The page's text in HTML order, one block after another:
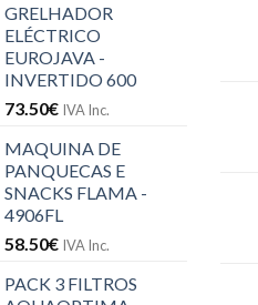
GRELHADOR
ELÉCTRICO
EUROJAVA -
INVERTIDO 600
73.50€ IVA Inc.
MAQUINA DE
PANQUECAS E
SNACKS FLAMA -
4906FL
58.50€ IVA Inc.
PACK 3 FILTROS